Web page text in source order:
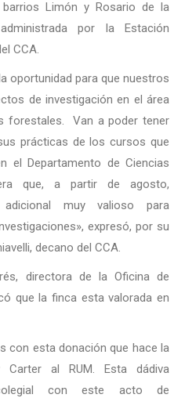
Limón y Rosario de la
por la Estación
CCA.
oportunidad para que nuestros
de investigación en el área
forestales. Van a poder tener
prácticas de los cursos que
el Departamento de Ciencias
que, a partir de agosto,
muy valioso para
expresó, por su
decano del CCA.
directora de la Oficina de
que la finca esta valorada en
con esta donación que hace la
al RUM. Esta dádiva
con este acto de